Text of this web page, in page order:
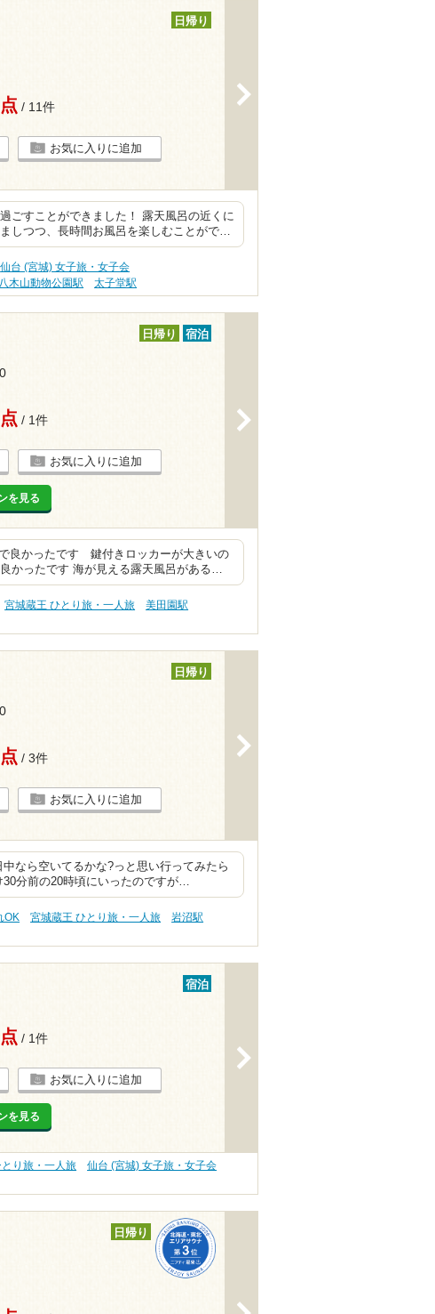
日帰り
/ 11件
お気に入りに追加
ごすことができました！ 露天風呂の近くに
しつつ、長時間お風呂を楽しむことがで…
仙台 (宮城) 女子旅・女子会
八木山動物公園駅 太子堂駅
日帰り 宿泊
/ 1件
お気に入りに追加
を見る
良かったです 鍵付きロッカーが大きいの
かったです 海が見える露天風呂がある…
宮城蔵王 ひとり旅・一人旅
美田園駅
日帰り
/ 3件
お気に入りに追加
なら空いてるかな?っと思い行ってみたら
分前の20時頃にいったのですが…
OK 宮城蔵王 ひとり旅・一人旅
岩沼駅
宿泊
/ 1件
お気に入りに追加
を見る
り旅・一人旅
仙台 (宮城) 女子旅・女子会
日帰り